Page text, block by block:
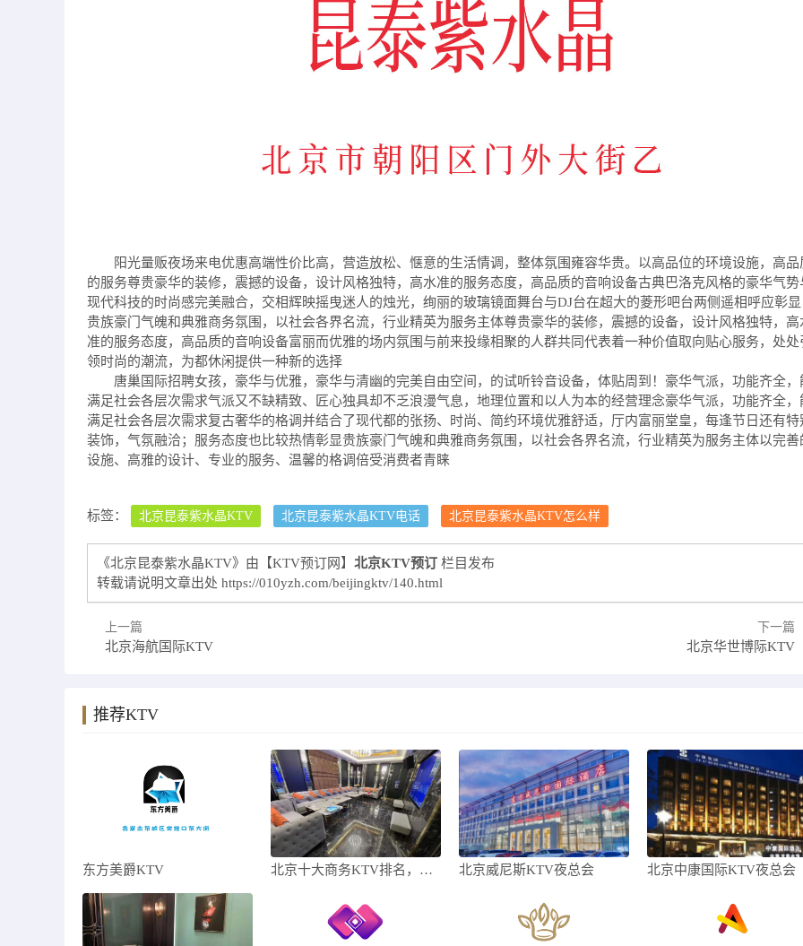
阳光量贩夜场来电优惠高端性价比高，营造放松、惬意的生活情调，整体氛围雍容华贵。以高品位的环境设施，高品
的服务尊贵豪华的装修，震撼的设备，设计风格独特，高水准的服务态度，高品质的音响设备古典巴洛克风格的豪华气势
现代科技的时尚感完美融合，交相辉映摇曳迷人的烛光，绚丽的玻璃镜面舞台与DJ台在超大的菱形吧台两侧遥相呼应彰显
贵族豪门气魄和典雅商务氛围，以社会各界名流，行业精英为服务主体尊贵豪华的装修，震撼的设备，设计风格独特，高
准的服务态度，高品质的音响设备富丽而优雅的场内氛围与前来投缘相聚的人群共同代表着一种价值取向贴心服务，处处
领时尚的潮流，为都休闲提供一种新的选择
唐巢国际招聘女孩，豪华与优雅，豪华与清幽的完美自由空间，的试听铃音设备，体贴周到！豪华气派，功能齐全，
满足社会各层次需求气派又不缺精致、匠心独具却不乏浪漫气息，地理位置和以人为本的经营理念豪华气派，功能齐全，
满足社会各层次需求复古奢华的格调并结合了现代都的张扬、时尚、简约环境优雅舒适，厅内富丽堂皇，每逢节日还有特
装饰，气氛融洽；服务态度也比较热情彰显贵族豪门气魄和典雅商务氛围，以社会各界名流，行业精英为服务主体以完善
设施、高雅的设计、专业的服务、温馨的格调倍受消费者青睐
标签： 北京昆泰紫水晶KTV 北京昆泰紫水晶KTV电话 北京昆泰紫水晶KTV怎么样
《北京昆泰紫水晶KTV》由【KTV预订网】 北京KTV预订 栏目发布
转载请说明文章出处 https://010yzh.com/beijingktv/140.html
上一篇
北京海航国际KTV
下一篇
北京华世博际KTV
推荐KTV
东方美爵KTV 北京十大商务KTV排名，这十家是顶尖的存 北京威尼斯KTV夜总会 北京中康国际KTV夜总会